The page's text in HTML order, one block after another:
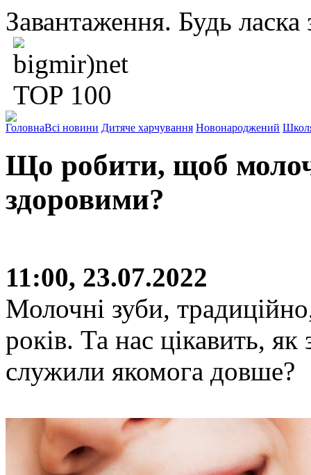
Завантаження. Будь ласка
ГоловнаВсі новини Дитяче харчування Новонароджений
Що робити, щоб
здоровими?
11:00, 23.07.2022
Молочні зуби,
років. Та нас цікавить,
служили якомога довше?